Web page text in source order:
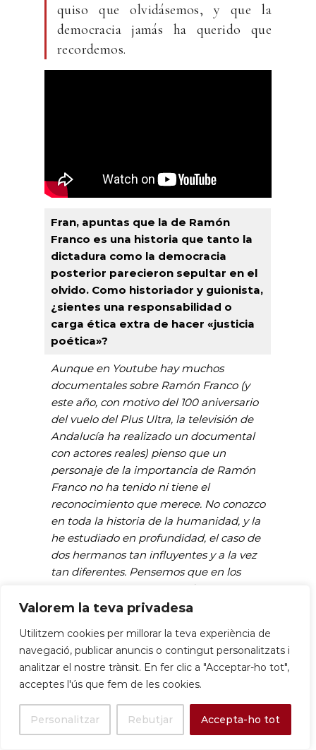
Valorem la teva privadesa
Utilitzem cookies per millorar la teva experiència de
navegació, publicar anuncis o contingut personalitzats i
analitzar el nostre trànsit. En fer clic a "Acceptar-ho tot",
acceptes l'ús que fem de les cookies.
Personalitzar Rebutjar Accepta-ho tot
quiso que olvidásemos, y que la
democracia jamás ha querido que
recordemos.
Fran, apuntas que la de Ramón
Franco es una historia que tanto la
dictadura como la democracia
posterior parecieron sepultar en el
olvido. Como historiador y guionista,
¿sientes una responsabilidad o
carga ética extra de hacer «justicia
poética»?
Aunque en Youtube hay muchos
documentales sobre Ramón Franco (y
este año, con motivo del 100 aniversario
del vuelo del Plus Ultra, la televisión de
Andalucía ha realizado un documental
con actores reales) pienso que un
personaje de la importancia de Ramón
Franco no ha tenido ni tiene el
reconocimiento que merece. No conozco
en toda la historia de la humanidad, y la
he estudiado en profundidad, el caso de
dos hermanos tan influyentes y a la vez
tan diferentes. Pensemos que en los
años 1920 Ramón era más famoso que
su hermano Francisco, entonces el
Legión. Me parece absolutamente
increible que el hermano de Francisco
Franco fuese amigo personal de Macià y
llegase a ser ni más ni menos que
diputado de Esquerra Republicana. Solo
hace poco su nombre salió de nuevo en